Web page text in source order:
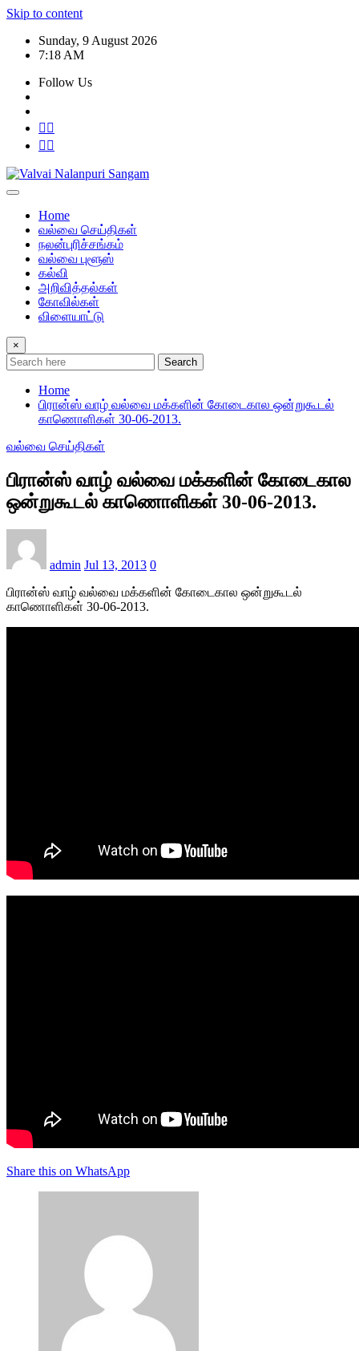
Skip to content
Sunday, 9 August 2026
7:18 AM
Follow Us
Home
வல்வை செய்திகள்
நலன்புரிச்சங்கம்
வல்வை புளூஸ்
கல்வி
அறிவித்தல்கள்
கோவில்கள்
விளையாட்டு
×
Search
Home
பிரான்ஸ் வாழ் வல்வை மக்களின் கோடைகால ஒன்றுகூடல்
காணொளிகள் 30-06-2013.
வல்வை செய்திகள்
பிரான்ஸ் வாழ் வல்வை மக்களின் கோடைகால
ஒன்றுகூடல் காணொளிகள் 30-06-2013.
admin Jul 13, 2013 0
பிரான்ஸ் வாழ் வல்வை மக்களின் கோடைகால ஒன்றுகூடல்
காணொளிகள் 30-06-2013.
Share this on WhatsApp